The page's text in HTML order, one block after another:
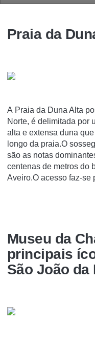
Praia da
A Praia da Duna Alta
Norte, é delimitada por
alta e extensa duna
longo da praia.O
são as notas
centenas de metros do
Aveiro.O acesso faz-se
Museu da
principais
São João da